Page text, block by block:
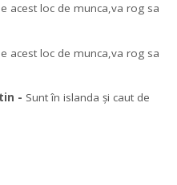
acest loc de munca,va rog sa
acest loc de munca,va rog sa
- Sunt în islanda și caut de